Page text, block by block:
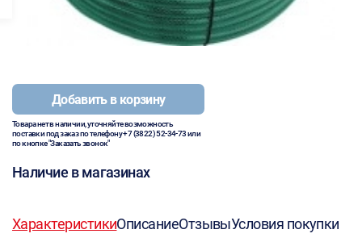
Добавить в корзину
Товара нет в наличии, уточняйте возможность
поставки под заказ по телефону+7 (3822) 52-34-73или
по кнопке "Заказать звонок"
Наличие в магазинах
ХарактеристикиОписаниеОтзывыУсловия покупки